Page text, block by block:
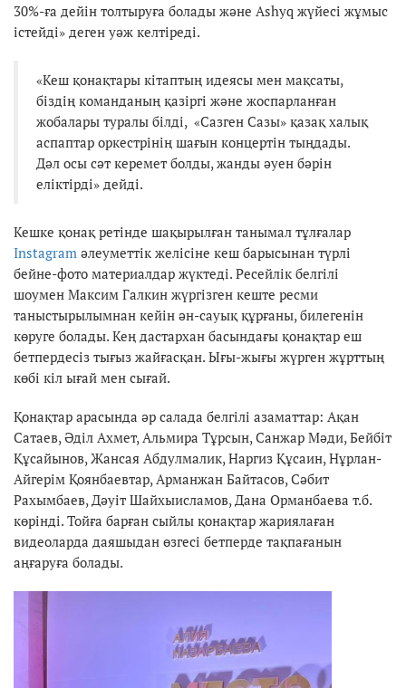
30%-ға дейін толтыруға болады және Ashyq жүйесі жұмыс
істейді» деген уәж келтіреді.
«Кеш қонақтары кітаптың идеясы мен мақсаты,
біздің команданың қазіргі және жоспарланған
жобалары туралы білді, «Сазген Сазы» қазақ халық
аспаптар оркестрінің шағын концертін тыңдады.
Дәл осы сәт керемет болды, жанды әуен бәрін
еліктірді» дейді.
Кешке қонақ ретінде шақырылған танымал тұлғалар
Instagram әлеуметтік желісіне кеш барысынан түрлі
бейне-фото материалдар жүктеді. Ресейлік белгілі
шоумен Максим Галкин жүргізген кеште ресми
таныстырылымнан кейін ән-сауық құрғаны, билегенін
көруге болады. Кең дастархан басындағы қонақтар еш
бетпердесіз тығыз жайғасқан. Ығы-жығы жүрген жұрттың
көбі кіл ығай мен сығай.
Қонақтар арасында әр салада белгілі азаматтар: Ақан
Сатаев, Әділ Ахмет, Альмира Тұрсын, Санжар Мәди, Бейбіт
Құсайынов, Жансая Абдулмалик, Наргиз Құсаин, Нұрлан-
Айгерім Қоянбаевтар, Арманжан Байтасов, Сәбит
Рахымбаев, Дәуіт Шайхыисламов, Дана Орманбаева т.б.
көрінді. Тойға барған сыйлы қонақтар жариялаған
видеоларда даяшыдан өзгесі бетперде тақпағанын
аңғаруға болады.